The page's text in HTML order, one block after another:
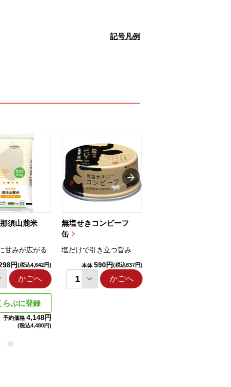
記号凡例
須山麓米
甘みが広がる
円(税込4,642円)
かごへ
らぶに登録
予約価格 4,148円
(税込4,480円)
無塩せきコンビーフ
缶
塩だけで引き立つ旨み
本体 590円(税込637円)
かごへ